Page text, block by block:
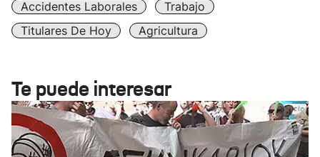
Accidentes Laborales
Trabajo
Titulares De Hoy
Agricultura
Te puede interesar